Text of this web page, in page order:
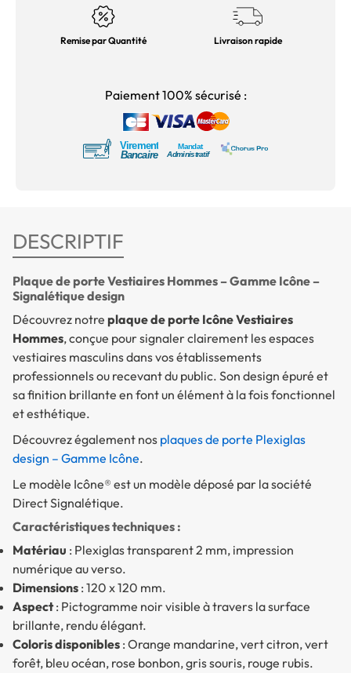
Remise par Quantité Livraison rapide
Paiement 100% sécurisé :
DESCRIPTIF
Plaque de porte Vestiaires Hommes – Gamme Icône –
Signalétique design
Découvrez notre plaque de porte Icône Vestiaires
Hommes, conçue pour signaler clairement les espaces
vestiaires masculins dans vos établissements
professionnels ou recevant du public. Son design épuré et
sa finition brillante en font un élément à la fois fonctionnel
et esthétique.
Découvrez également nos plaques de porte Plexiglas
design – Gamme Icône.
Le modèle Icône® est un modèle déposé par la société
Direct Signalétique.
Caractéristiques techniques :
Matériau : Plexiglas transparent 2 mm, impression
numérique au verso.
Dimensions : 120 x 120 mm.
Aspect: Pictogramme noir visible à travers la surface
brillante, rendu élégant.
Coloris disponibles : Orange mandarine, vert citron, vert
forêt, bleu océan, rose bonbon, gris souris, rouge rubis.